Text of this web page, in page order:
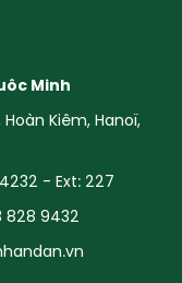
Minh
Kiêm, Hanoï,
- Ext: 227
828 9432